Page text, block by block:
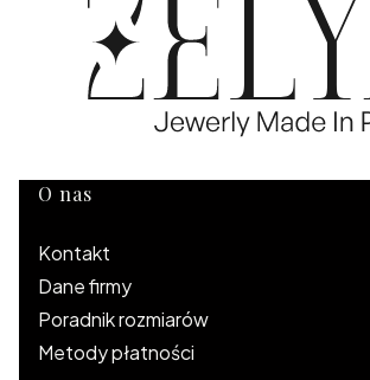
Linki w stopce
O nas
Kontakt
Dane firmy
Poradnik rozmiarów
Metody płatności